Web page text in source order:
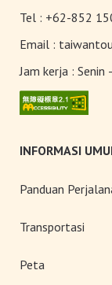
Tel : +62-852
Email :
Jam kerja : Senin
INFORMASI
Panduan
Transportasi
Peta